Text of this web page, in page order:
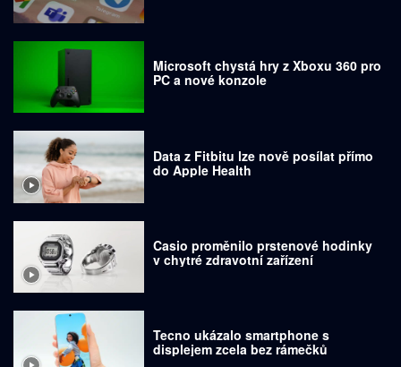
Microsoft chystá hry z Xboxu 360 pro
PC a nové konzole
Data z Fitbitu lze nově posílat přímo
do Apple Health
Casio proměnilo prstenové hodinky
v chytré zdravotní zařízení
Tecno ukázalo smartphone s
displejem zcela bez rámečků